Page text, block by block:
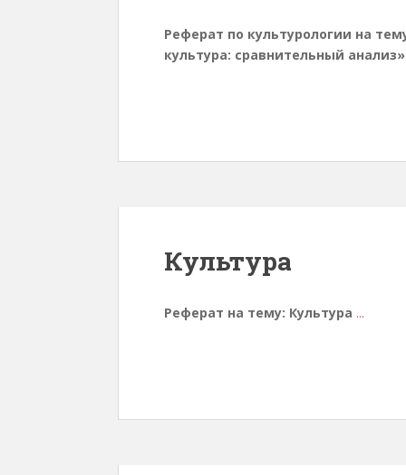
Реферат по культурологии на
культура: сравнительный анализ»
Культура
Реферат на тему: Культура ...